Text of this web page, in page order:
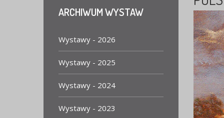
ARCHIWUMWYSTAW
Wystawy - 2026
Wystawy - 2025
Wystawy - 2024
Wystawy - 2023